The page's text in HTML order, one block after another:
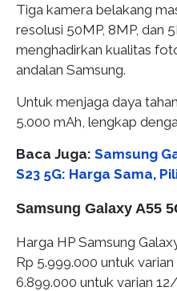
Tiga kamera belakang
resolusi 50MP, 8MP, dan
menghadirkan kualitas
andalan Samsung.
Untuk menjaga daya
5.000 mAh, lengkap
Baca Juga: Samsung
S23 5G: Harga Sama,
Samsung Galaxy A55
Harga HP Samsung
Rp 5.999.000 untuk
6.899.000 untuk varian